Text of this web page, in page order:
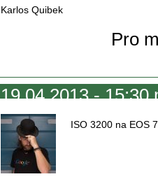
Karlos Quibek
Pro
19.04.2013 -
ISO 3200 na EOS